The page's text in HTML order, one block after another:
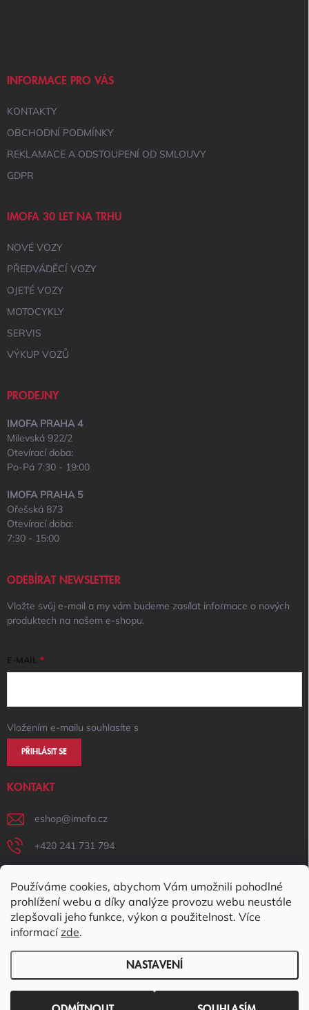
Používáme cookies, abychom Vám umožnili pohodlné
prohlížení webu a díky analýze provozu webu neustále
zlepšovali jeho funkce, výkon a použitelnost. Více
informacízde.
NASTAVENÍ
INFORMACE PRO VÁS
KONTAKTY
OBCHODNÍ PODMÍNKY
REKLAMACE A ODSTOUPENÍ OD SMLOUVY
GDPR
IMOFA 30 LET NA TRHU
NOVÉ VOZY
PŘEDVÁDĚCÍ VOZY
OJETÉ VOZY
MOTOCYKLY
SERVIS
VÝKUP VOZŮ
PRODEJNY
IMOFA PRAHA 4
Milevská 922/2
Otevírací doba:
Po-Pá 7:30 - 19:00
IMOFA PRAHA 5
Ořešská 873
Otevírací doba:
7:30 - 15:00
ODEBÍRAT NEWSLETTER
Vložte svůj e-mail a my vám budeme zasílat informace o nových
produktech na našem e-shopu.
E-MAIL
Vložením e-mailu souhlasíte s
PŘIHLÁSIT SE
KONTAKT
eshop@imofa.cz
+420 241 731 794
IMOFA Facebook
imofa_s.r.o
Copyright 2026IMOFA e-shop. Všechna práva vyhrazena.Upravit